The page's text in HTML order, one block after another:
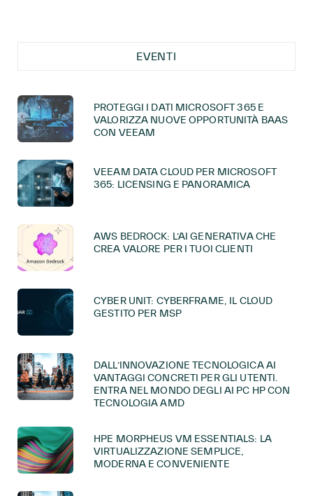
EVENTI
PROTEGGI I DATI MICROSOFT 365 E
VALORIZZA NUOVE OPPORTUNITÀ BAAS
CON VEEAM
VEEAM DATA CLOUD PER MICROSOFT
365: LICENSING E PANORAMICA
AWS BEDROCK: L’AI GENERATIVA CHE
CREA VALORE PER I TUOI CLIENTI
CYBER UNIT: CYBERFRAME, IL CLOUD
GESTITO PER MSP
DALL’INNOVAZIONE TECNOLOGICA AI
VANTAGGI CONCRETI PER GLI UTENTI.
ENTRA NEL MONDO DEGLI AI PC HP CON
TECNOLOGIA AMD
HPE MORPHEUS VM ESSENTIALS: LA
VIRTUALIZZAZIONE SEMPLICE,
MODERNA E CONVENIENTE